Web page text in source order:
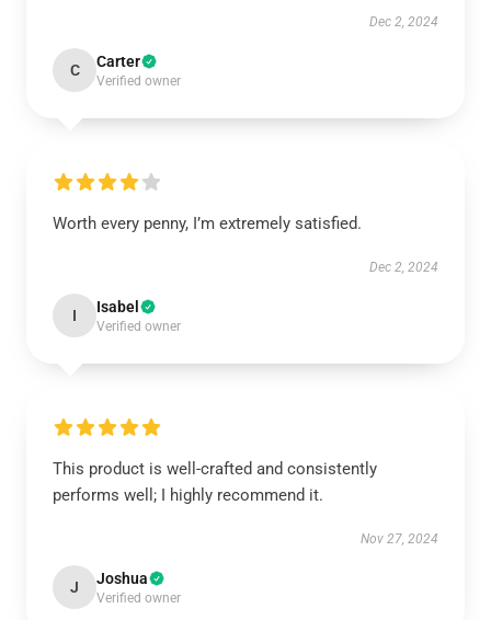
Dec 2, 2024
C Carter
Verified owner
Worth every penny, I’m extremely satisfied.
Dec 2, 2024
I Isabel
Verified owner
This product is well-crafted and consistently
performs well; I highly recommend it.
Nov 27, 2024
J Joshua
Verified owner